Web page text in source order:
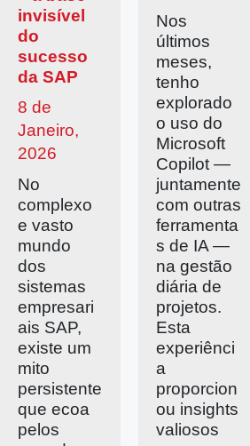
invisível
do
sucesso
da SAP
8 de
Janeiro,
2026
No
complexo
e vasto
mundo
dos
sistemas
empresari
ais SAP,
existe um
mito
persistente
que ecoa
pelos
Nos
últimos
meses,
tenho
explorado
o uso do
Microsoft
Copilot —
juntamente
com outras
ferramenta
s de IA —
na gestão
diária de
projetos.
Esta
experiênci
a
proporcion
ou insights
valiosos